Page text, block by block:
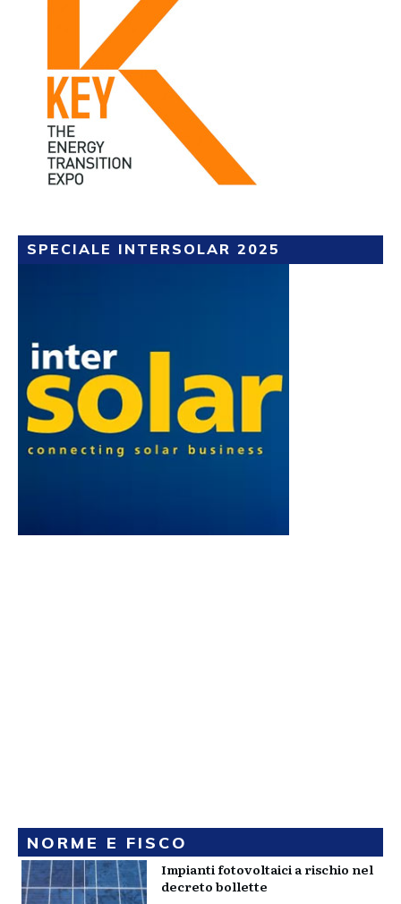
SPECIALE INTERSOLAR 2025
NORME E FISCO
Impianti fotovoltaici a rischio nel
decreto bollette